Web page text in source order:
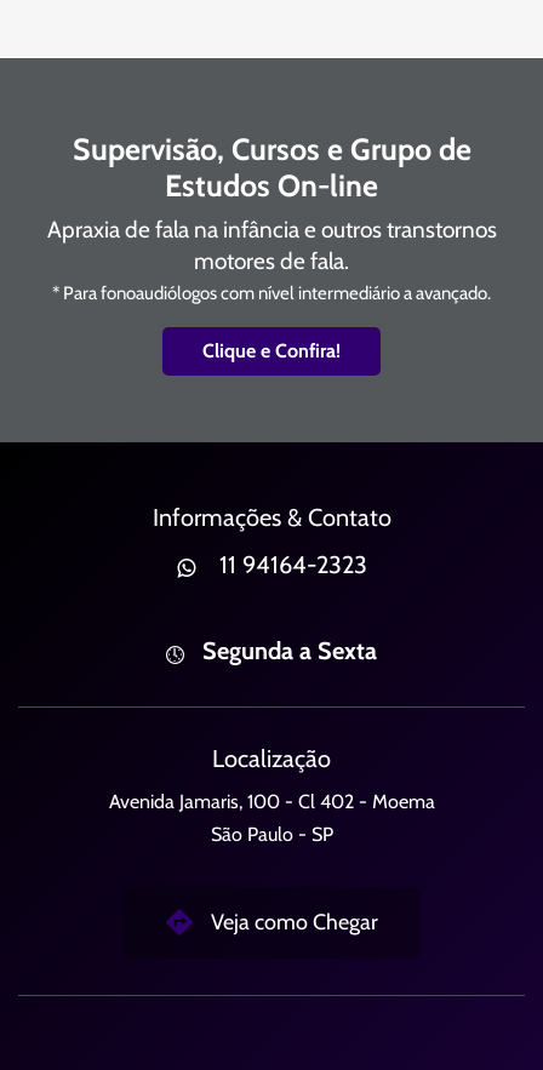
Supervisão, Cursos e Grupo de
Estudos On-line
Apraxia de fala na infância e outros transtornos
motores de fala.
* Para fonoaudiólogos com nível intermediário a avançado.
Clique e Confira!
Informações & Contato
11 94164-2323
Segunda a Sexta
Localização
Avenida Jamaris, 100 - Cl 402 - Moema
São Paulo - SP
Veja como Chegar